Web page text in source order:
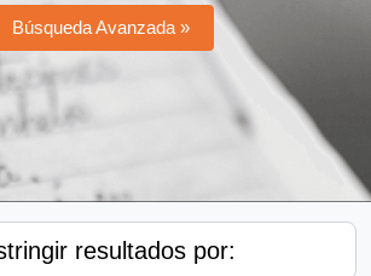
Búsqueda Avanzada »
resultados por: